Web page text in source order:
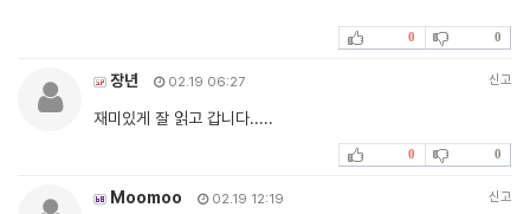
0 0
장년 02.19 06:27 신고
재미있게 잘 읽고 갑니다.....
0 0
Moomoo 02.19 12:19 신고